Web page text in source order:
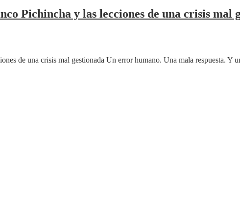
Pichincha y las lecciones de una crisis mal
de una crisis mal gestionada Un error humano. Una mala respuesta. Y